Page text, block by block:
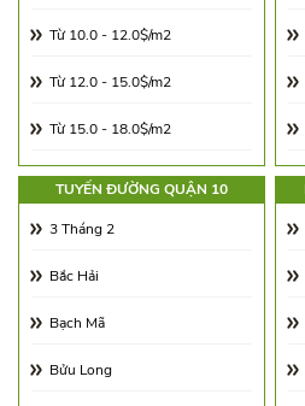
Từ 10.0 - 12.0$/m2
Từ 12.0 - 15.0$/m2
Từ 15.0 - 18.0$/m2
Từ 18.0 - 21.0$/m2
Từ 21.0 - 25.0$/m2
Từ 25.0 - 30.0$/m2
Từ 30.0 - 65.0$/m2
Từ 65.00 - 100.00$/m2
TUYẾN ĐƯỜNG QUẬN 10
3 Tháng 2
Bắc Hải
Bạch Mã
Bửu Long